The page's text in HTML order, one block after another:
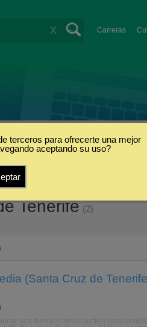
Carreras
X
Tenerife (2)
(Santa Cruz de
terceros para ofrecerte una mejor
aceptando su uso?